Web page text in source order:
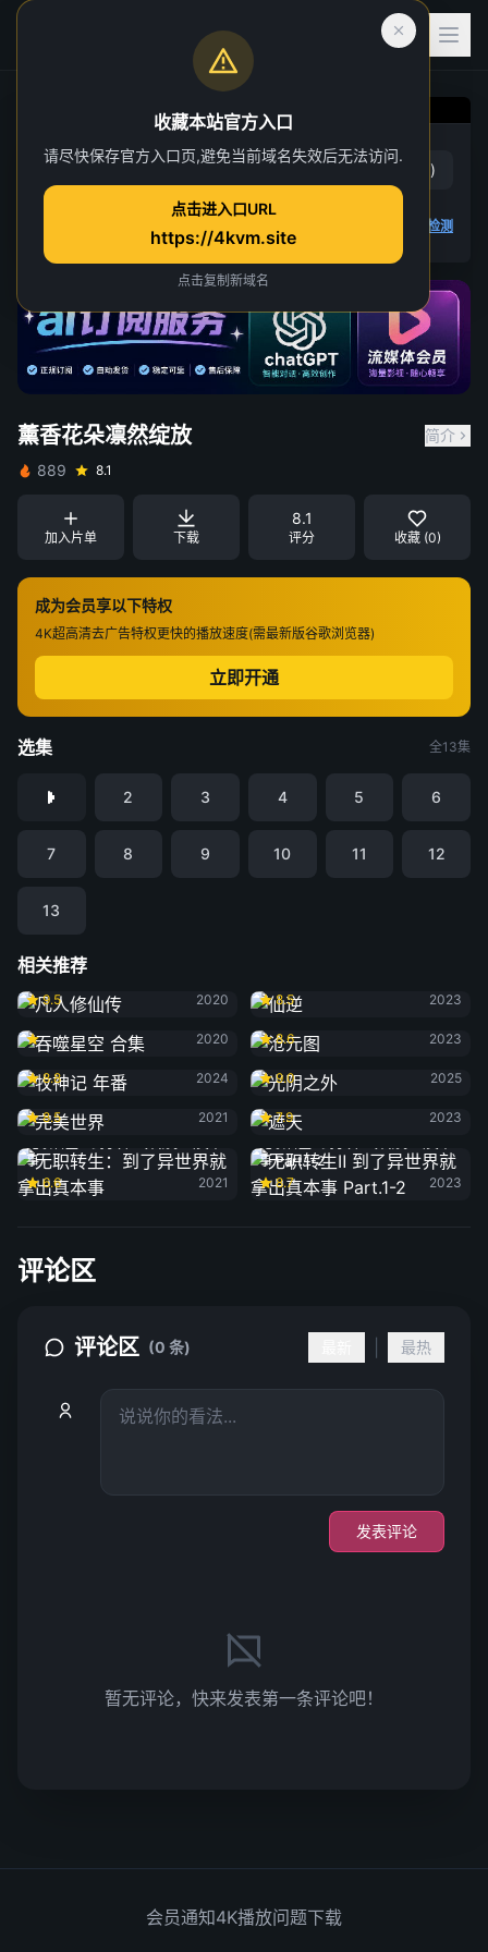
薰香花朵凛然绽放
第 1 集
赞( 0) 踩 )
播放检测
薰香花朵凛然绽放
简介
889
8.1
加入片单 下载
8.1
评分 收藏 (0)
成为会员享以下特权
4K超高清去广告特权更快的播放速度(需最新版谷歌浏览器)
立即开通
选集 全13集
2 3 4 5 6
7 8 9 10 11 12
13
相关推荐
凡人修仙传
9.5
2020
8.5
2023
吞噬星空 合集
2020
沧元图
8.6
2023
牧神记 年番
8.8
2024
光阴之外
9.0
2025
完美世界
8.5
2021
遮天
7.9
2023
事
6.6
2021
事 Part.1-2
8.7
2023
评论区
评论区 (0 条) 最热
发表评论
暂无评论，快来发表第一条评论吧！
会员通知4K播放问题下载
收藏本站官方入口
请尽快保存官方入口页,避免当前域名失效后无法访问.
点击进入口URL
https://4kvm.site
点击复制新域名